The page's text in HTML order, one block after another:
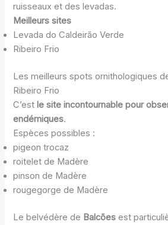
ruisseaux et des levadas.
Meilleurs sites
Levada do Caldeirão Verde
Ribeiro Frio
Les meilleurs spots ornithologiques
Ribeiro Frio
C’est le site incontournable pour
endémiques.
Espèces possibles :
pigeon trocaz
roitelet de Madère
pinson de Madère
rougegorge de Madère
Le belvédère de Balcões est